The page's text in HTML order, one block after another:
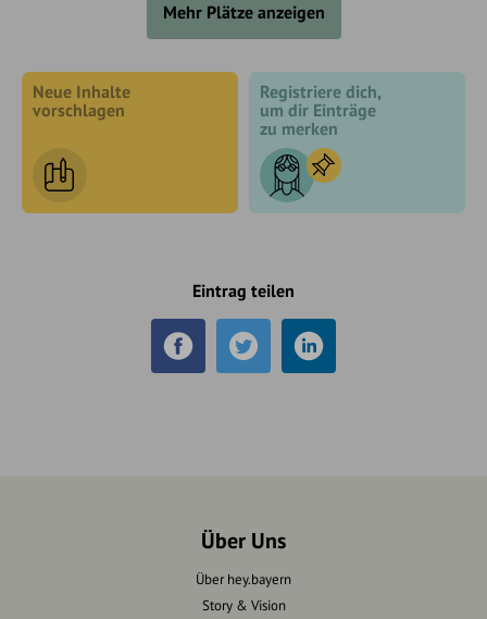
Mehr Plätze anzeigen
Neue Inhalte
vorschlagen
Registriere dich,
um dir Einträge
zu merken
Eintrag teilen
Über Uns
Über hey.bayern
Story & Vision